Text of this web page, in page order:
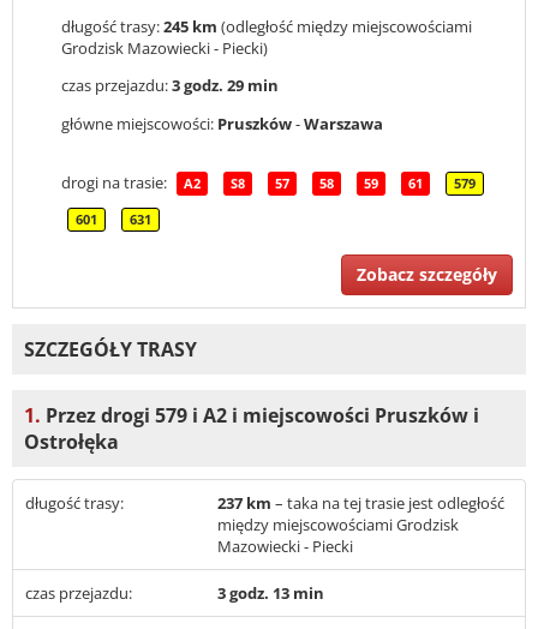
długość trasy:245 km (odległość między miejscowościami
Grodzisk Mazowiecki - Piecki)
czas przejazdu:3 godz. 29 min
główne miejscowości: Pruszków-Warszawa
drogi na trasie: A2 S8 57 58 59 61 579
601 631
Zobacz szczegóły
SZCZEGÓŁY TRASY
1. Przez drogi 579 i A2 i miejscowości Pruszków i
Ostrołęka
długość trasy: 237 km – taka na tej trasie jest odległość
między miejscowościami Grodzisk
Mazowiecki - Piecki
czas przejazdu: 3 godz. 13 min